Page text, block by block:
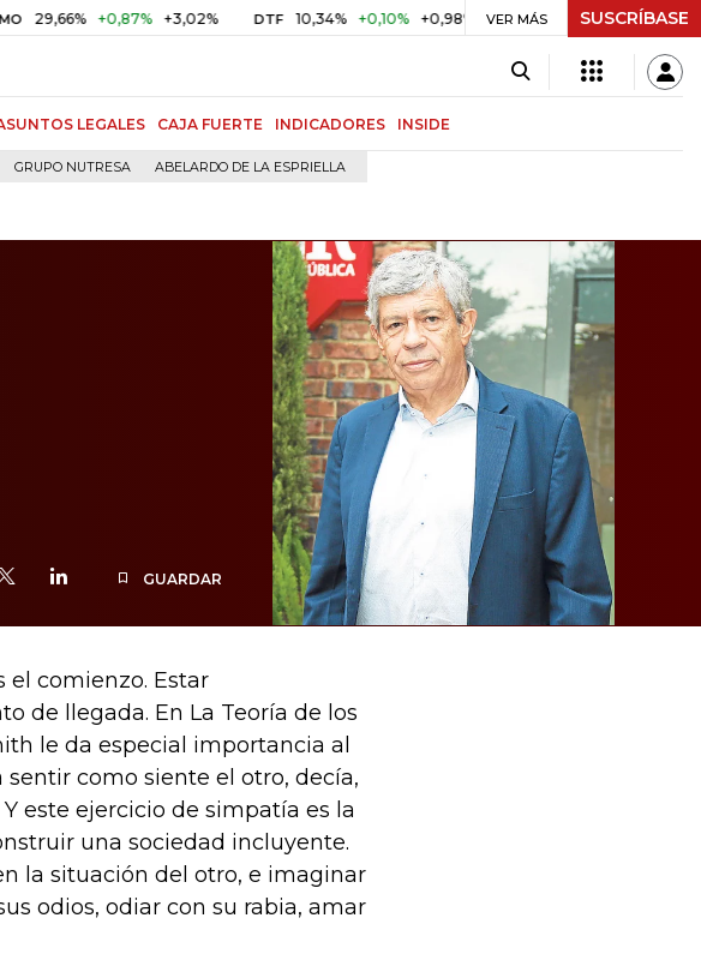
+0,87% +3,02% DTF 10,34% +0,10% +0,98% UVR $ 416,91 +$ 0,05 +0,01%
VER MÁS SUSCRÍBASE
LEGALES CAJA FUERTE INDICADORES INSIDE
GRUPO NUTRESA ABELARDO DE LA ESPRIELLA
GUARDAR
el comienzo. Estar
de llegada. En La Teoría de los
le da especial importancia al
como siente el otro, decía,
este ejercicio de simpatía es la
una sociedad incluyente.
la situación del otro, e imaginar
odios, odiar con su rabia, amar